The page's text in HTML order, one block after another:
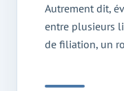
Autrement dit,
entre plusieurs
de filiation, un